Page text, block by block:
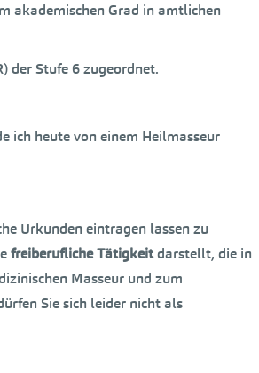
akademischen Grad in amtlichen
der Stufe 6 zugeordnet.
ich heute von einem Heilmasseur
Urkunden eintragen lassen zu
freiberufliche Tätigkeitdarstellt, die in
Masseur und zum
Sie sich leider nicht als